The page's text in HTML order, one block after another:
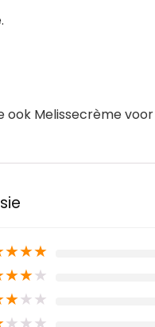
ook Melissecrème
★★★
★★★
★★★